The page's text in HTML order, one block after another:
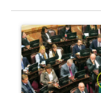
Un artículo de